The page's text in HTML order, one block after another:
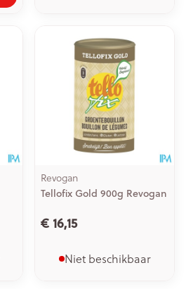
Revogan
Tellofix Gold 900g Revogan
€ 16,15
Niet beschikbaar